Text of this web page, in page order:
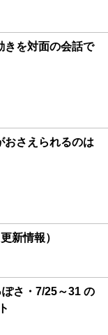
きを対面の会話で
おさえられるのは
新情報）
さ・7/25～31 の